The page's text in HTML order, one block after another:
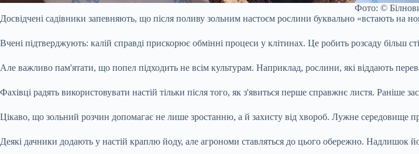
Фото: ©
Досвідчені садівники запевняють, що після поливу зольним настоєм рослини буквально «встають на
Вчені підтверджують: калій справді прискорює обмінні процеси у клітинах. Це робить розсаду більш
Але важливо пам'ятати, що попел підходить не всім культурам. Наприклад, рослини, які віддають
Фахівці радять використовувати настій тільки після того, як з'явиться перше справжнє листя. Раніше
Цікаво, що зольний розчин допомагає не лише зростанню, а й захисту від хвороб. Лужне середовище
Деякі дачники додають у настій краплю йоду, але агрономи ставляться до цього обережно.